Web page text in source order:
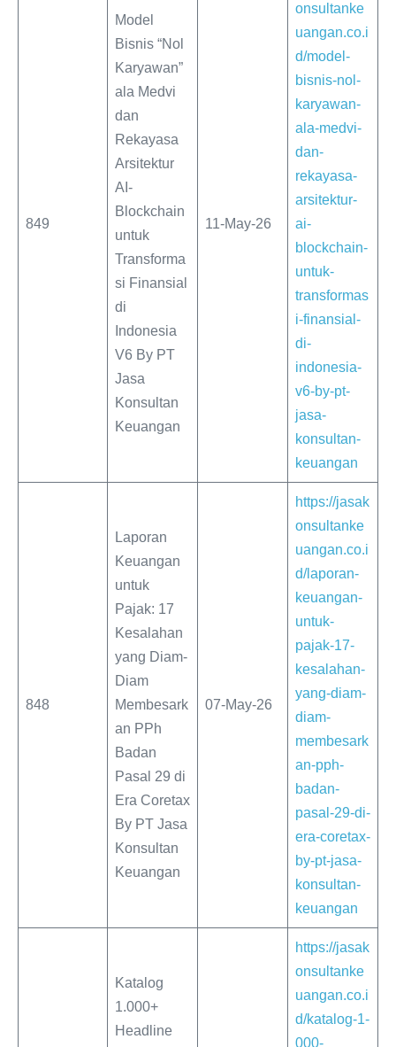
849
Model
Bisnis “Nol
Karyawan”
ala Medvi
dan
Rekayasa
Arsitektur
AI-
Blockchain
untuk
Transforma
si Finansial
di
Indonesia
V6 By PT
Jasa
Konsultan
Keuangan
11-May-26
onsultanke
uangan.co.i
d/model-
bisnis-nol-
karyawan-
ala-medvi-
dan-
rekayasa-
arsitektur-
ai-
blockchain-
untuk-
transformas
i-finansial-
di-
indonesia-
v6-by-pt-
jasa-
konsultan-
keuangan
848
Laporan
Keuangan
untuk
Pajak: 17
Kesalahan
yang Diam-
Diam
Membesark
an PPh
Badan
Pasal 29 di
Era Coretax
By PT Jasa
Konsultan
Keuangan
07-May-26
https://jasak
onsultanke
uangan.co.i
d/laporan-
keuangan-
untuk-
pajak-17-
kesalahan-
yang-diam-
diam-
membesark
an-pph-
badan-
pasal-29-di-
era-coretax-
by-pt-jasa-
konsultan-
keuangan
Katalog
1.000+
Headline
https://jasak
onsultanke
uangan.co.i
d/katalog-1-
000-